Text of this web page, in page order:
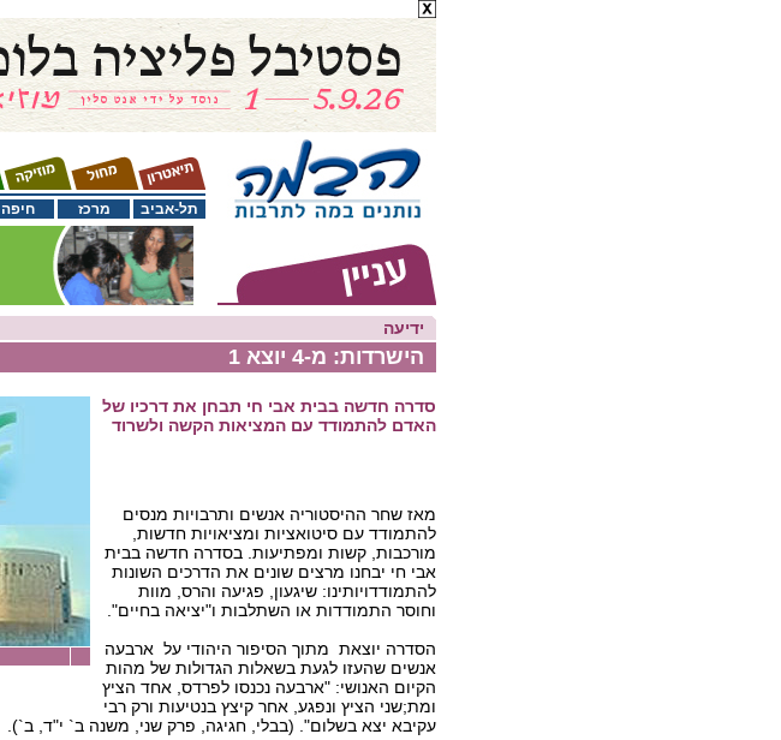
חיפה מרכז תל-אביב
ידיעה
הישרדות: מ-4 יוצא 1
סדרה חדשה בבית אבי חי תבחן את דרכיו של
האדם להתמודד עם המציאות הקשה ולשרוד
מאז שחר ההיסטוריה אנשים ותרבויות מנסים
להתמודד עם סיטואציות ומציאויות חדשות,
מורכבות, קשות ומפתיעות. בסדרה חדשה בבית
אבי חי יבחנו מרצים שונים את הדרכים השונות
להתמודדויותינו: שיגעון, פגיעה והרס, מוות
וחוסר התמודדות או השתלבות ו"יציאה בחיים".
הסדרה יוצאת מתוך הסיפור היהודי על ארבעה
אנשים שהעזו לגעת בשאלות הגדולות של מהות
הקיום האנושי: "ארבעה נכנסו לפרדס, אחד הציץ
ומת;שני הציץ ונפגע, אחר קיצץ בנטיעות ורק רבי
עקיבא יצא בשלום". (בבלי, חגיגה, פרק שני, משנה ב` י"ד, ב`).